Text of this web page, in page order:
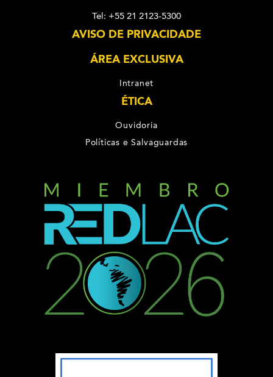
Tel: +55 21 2123-5300
AVISO DE PRIVACIDADE
ÁREA EXCLUSIVA
Intranet
ÉTICA
Ouvidoria
Políticas e Salvaguardas